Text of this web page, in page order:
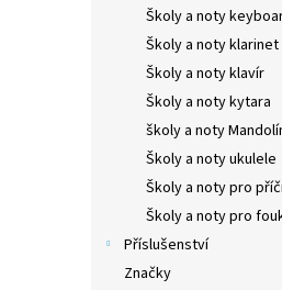
Školy a noty
Školy a noty klarinet
Školy a noty klavír
Školy a noty kytara
školy a noty
Školy a noty ukulele
Školy a noty pro
Školy a noty pro
Příslušenství
Značky